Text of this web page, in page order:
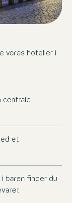
vores hoteller i
centrale
et
baren finder du